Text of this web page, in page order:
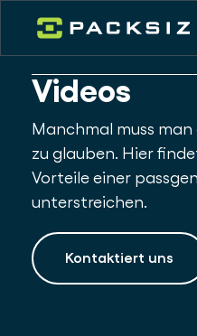
Videos
Manchmal muss man
zu glauben. Hier
Vorteile einer
unterstreichen.
Kontaktiert uns